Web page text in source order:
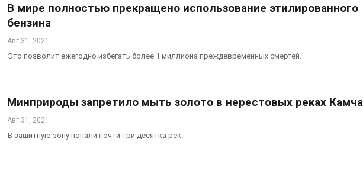
В мире полностью прекращено использование этилированного
бензина
Авг 31, 2021
Это позволит ежегодно избегать более 1 миллиона преждевременных смертей.
Минприроды запретило мыть золото в нерестовых реках
Авг 31, 2021
В защитную зону попали почти три десятка рек.